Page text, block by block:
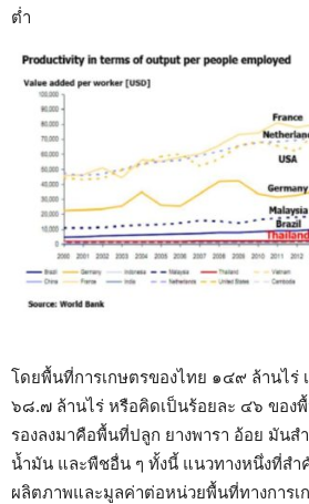
ต่ำ
โดยพื้นที่การเกษตรของไทย ๑๔๙ ล้านไร่
๖๘.๗ ล้านไร่ หรือคิดเป็นร้อยละ ๔๖ ของ
รองลงมาคือพื้นที่ปลูก ยางพารา อ้อย มันส
น้ำมัน และพืชอื่น ๆ ทั้งนี้ แนวทางหนึ่งที่สำ
ผลิตภาพและมูลค่าต่อหน่วยพื้นที่ทางการเ